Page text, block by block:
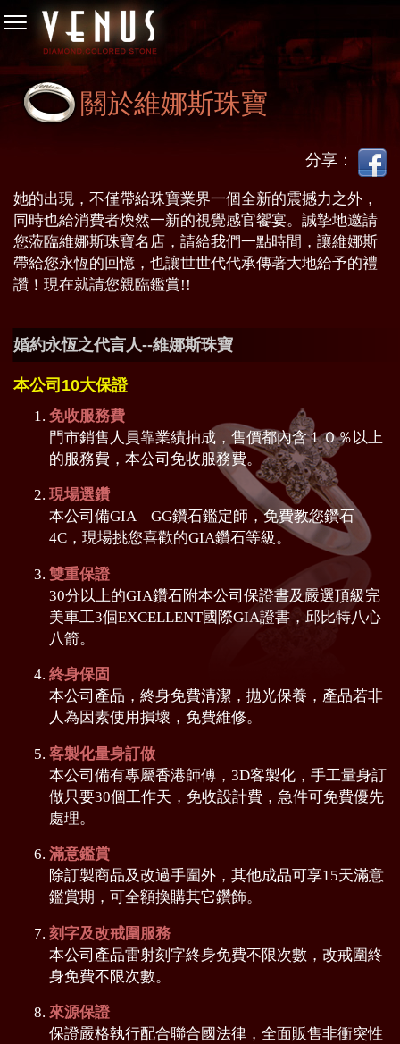
關於維娜斯珠寶
分享：
她的出現，不僅帶給珠寶業界一個全新的震撼力之外，
同時也給消費者煥然一新的視覺感官饗宴。誠摯地邀請
您蒞臨維娜斯珠寶名店，請給我們一點時間，讓維娜斯
帶給您永恆的回憶，也讓世世代代承傳著大地給予的禮
讚！現在就請您親臨鑑賞!!
婚約永恆之代言人--維娜斯珠寶
本公司10大保證
免收服務費
門市銷售人員靠業績抽成，售價都內含１０％以上
的服務費，本公司免收服務費。
現場選鑽
本公司備GIA GG鑽石鑑定師，免費教您鑽石
4C，現場挑您喜歡的GIA鑽石等級。
雙重保證
30分以上的GIA鑽石附本公司保證書及嚴選頂級完
美車工3個EXCELLENT國際GIA證書，邱比特八心
八箭。
終身保固
本公司產品，終身免費清潔，拋光保養，產品若非
人為因素使用損壞，免費維修。
客製化量身訂做
本公司備有專屬香港師傅，3D客製化，手工量身訂
做只要30個工作天，免收設計費，急件可免費優先
處理。
滿意鑑賞
除訂製商品及改過手圍外，其他成品可享15天滿意
鑑賞期，可全額換購其它鑽飾。
刻字及改戒圍服務
本公司產品雷射刻字終身免費不限次數，改戒圍終
身免費不限次數。
來源保證
保證嚴格執行配合聯合國法律，全面販售非衝突性